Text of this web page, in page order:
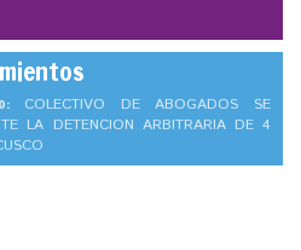
COLECTIVO DE ABOGADOS SE
LA DETENCION ARBITRARIA DE 4